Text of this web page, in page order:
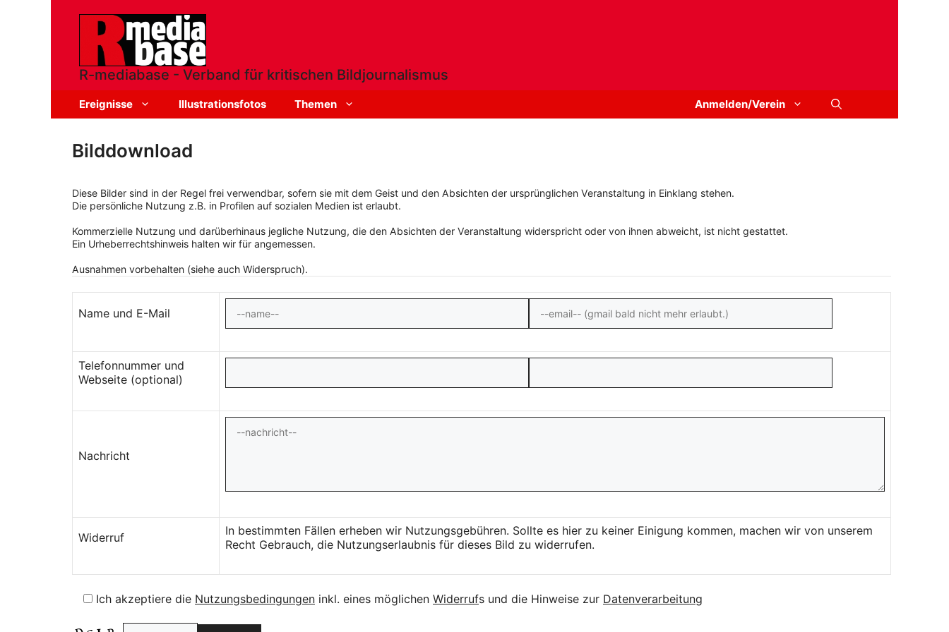
R-mediabase - Verband für kritischen Bildjournalismus
Ereignisse Illustrationsfotos Themen Anmelden/Verein
Bilddownload
Diese Bilder sind in der Regel frei verwendbar, sofern sie mit dem Geist und den Absichten der ursprünglichen Veranstaltung in Einklang stehen.
Die persönliche Nutzung z.B. in Profilen auf sozialen Medien ist erlaubt.
Kommerzielle Nutzung und darüberhinaus jegliche Nutzung, die den Absichten der Veranstaltung widerspricht oder von ihnen abweicht, ist nicht gestattet.
Ein Urheberrechtshinweis halten wir für angemessen.
Ausnahmen vorbehalten (siehe auch Widerspruch).
Name und E-Mail
Telefonnummer und
Webseite (optional)
Nachricht
Widerruf
In bestimmten Fällen erheben wir Nutzungsgebühren. Sollte es hier zu keiner Einigung kommen, machen wir von unserem
Recht Gebrauch, die Nutzungserlaubnis für dieses Bild zu widerrufen.
Ich akzeptiere die Nutzungsbedingungen inkl. eines möglichen Widerrufs und die Hinweise zur Datenverarbeitung